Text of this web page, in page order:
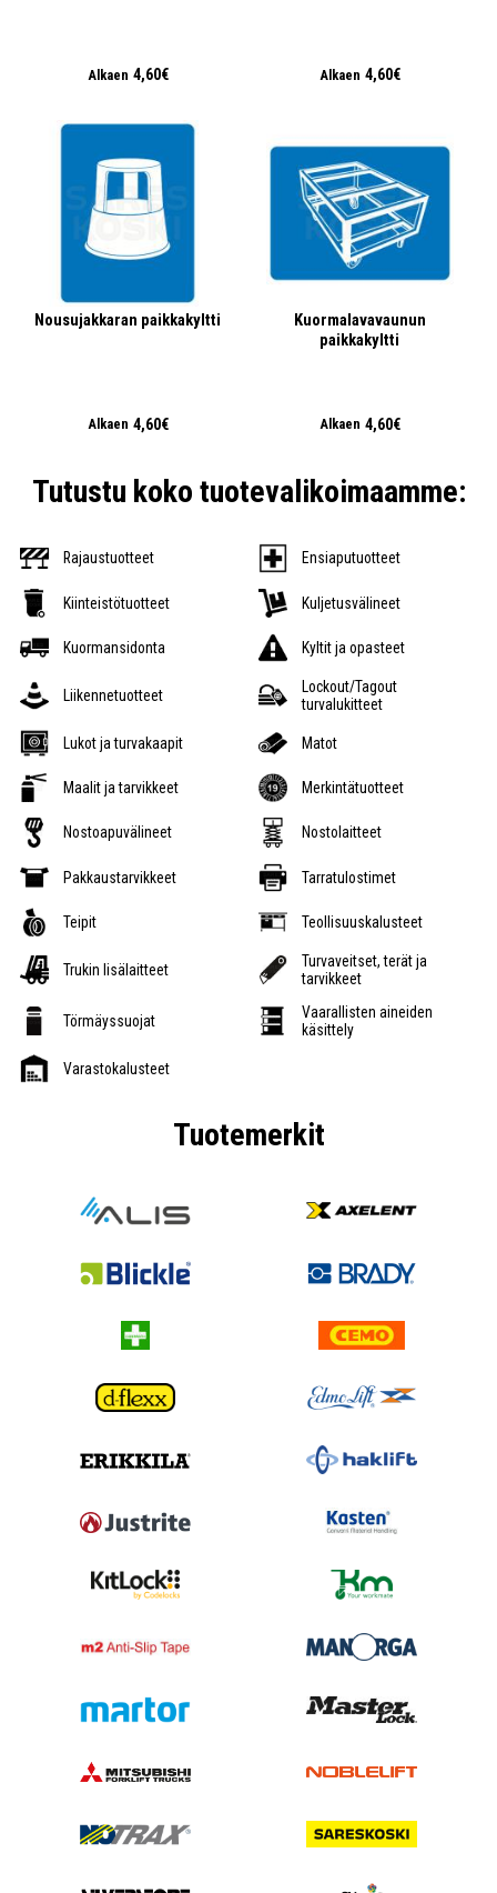
Alkaen 4,60€ Alkaen 4,60€
Nousujakkaran paikkakyltti
Alkaen 4,60€
Kuormalavavaunun
paikkakyltti
Alkaen 4,60€
Tutustu koko tuotevalikoimaamme:
Rajaustuotteet Ensiaputuotteet
Kiinteistötuotteet Kuljetusvälineet
Kuormansidonta Kyltit ja opasteet
Liikennetuotteet
Lockout/Tagout
turvalukitteet
Lukot ja turvakaapit Matot
Maalit ja tarvikkeet Merkintätuotteet
Nostoapuvälineet Nostolaitteet
Pakkaustarvikkeet Tarratulostimet
Teipit Teollisuuskalusteet
Trukin lisälaitteet
Turvaveitset, terät ja
tarvikkeet
Törmäyssuojat
Vaarallisten aineiden
käsittely
Varastokalusteet
Tuotemerkit